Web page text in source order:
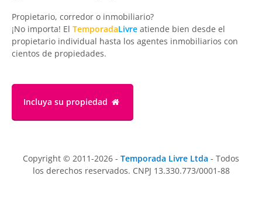
Propietario, corredor o inmobiliario?
¡No importa! El TemporadaLivre atiende bien desde el
propietario individual hasta los agentes inmobiliarios con
cientos de propiedades.
Incluya su propiedad
Copyright © 2011-2026 - Temporada Livre Ltda - Todos
los derechos reservados. CNPJ 13.330.773/0001-88